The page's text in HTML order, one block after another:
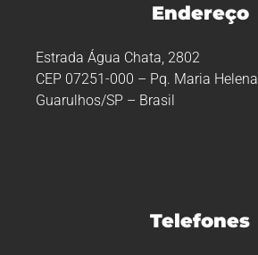
Endereço
Estrada Água Chata, 2802
CEP 07251-000 – Pq. Maria Helena
Guarulhos/SP – Brasil
Telefones